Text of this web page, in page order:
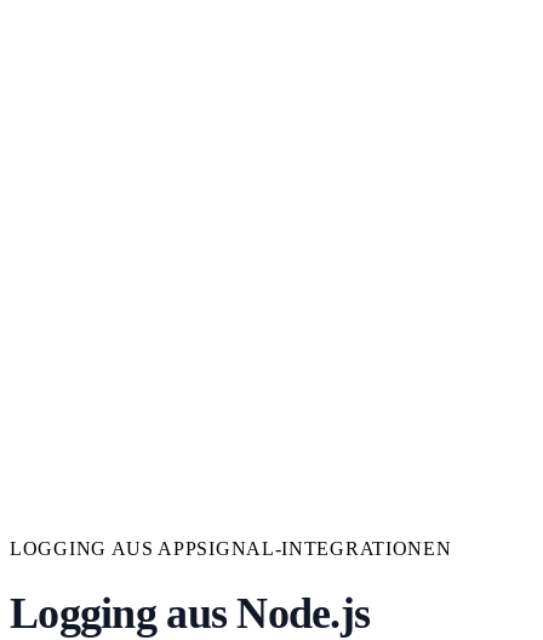
LOGGING AUS APPSIGNAL-INTEGRATIONEN
Logging aus Node.js